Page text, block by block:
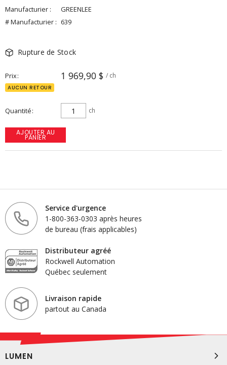
Manufacturier :
GREENLEE
# Manufacturier : 639
Rupture de Stock
Prix 1 969,90 $ / ch
AUCUN RETOUR
Quantité ch
AJOUTER AU
PANIER
Service d'urgence
1-800-363-0303 après heures
de bureau (frais applicables)
Distributeur agréé
Rockwell Automation
Québec seulement
Livraison rapide
partout au Canada
LUMEN